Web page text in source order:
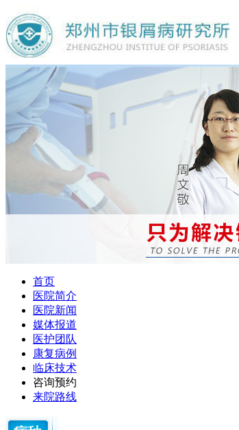
首页
医院简介
医院新闻
媒体报道
医护团队
康复病例
临床技术
咨询预约
来院路线